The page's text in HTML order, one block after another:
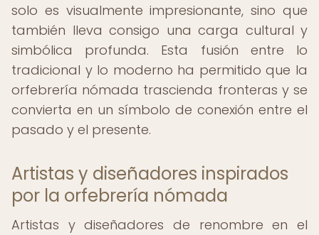
solo es visualmente impresionante, sino que
también lleva consigo una carga cultural y
simbólica profunda. Esta fusión entre lo
tradicional y lo moderno ha permitido que la
orfebrería nómada trascienda fronteras y se
convierta en un símbolo de conexión entre el
pasado y el presente.
Artistas y diseñadores inspirados
por la orfebrería nómada
Artistas y diseñadores de renombre en el